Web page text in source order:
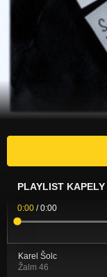
PLAYLIST KAPELY
0:00 /0:00
Karel Šolc
Žalm 46